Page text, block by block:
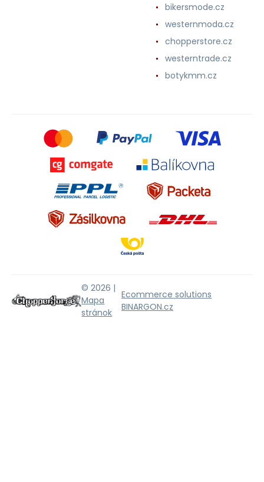
bikersmode.cz
westernmoda.cz
chopperstore.cz
westerntrade.cz
botykmm.cz
© 2026 |
Mapa
stránok
Ecommerce solutions
BINARGON.cz